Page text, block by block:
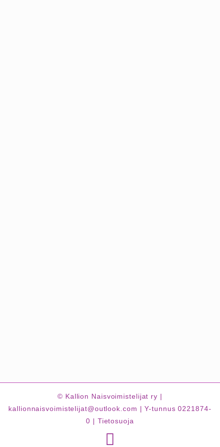
© Kallion Naisvoimistelijat ry |
kallionnaisvoimistelijat@outlook.com | Y-tunnus 0221874-
0 | Tietosuoja